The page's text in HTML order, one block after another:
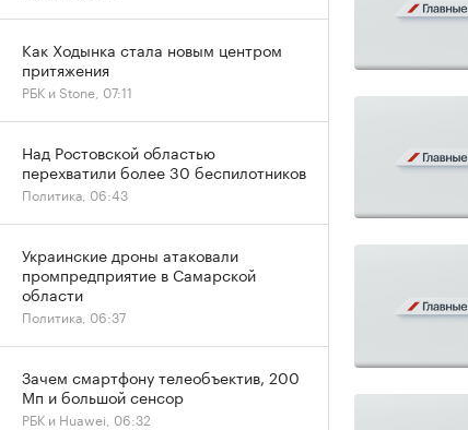
Как Ходынка стала новым центром
притяжения
РБК и Stone, 07:11
Над Ростовской областью
перехватили более 30 беспилотников
Политика, 06:43
Украинские дроны атаковали
промпредприятие в Самарской
области
Политика, 06:37
Зачем смартфону телеобъектив, 200
Мп и большой сенсор
РБК и Huawei, 06:32